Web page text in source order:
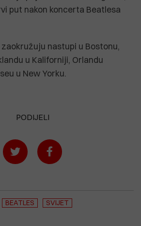
put nakon koncerta Beatlesa
nastupi u Bostonu,
u Kaliforniji, Orlandu
u New Yorku.
PODIJELI
BEATLES SVIJET